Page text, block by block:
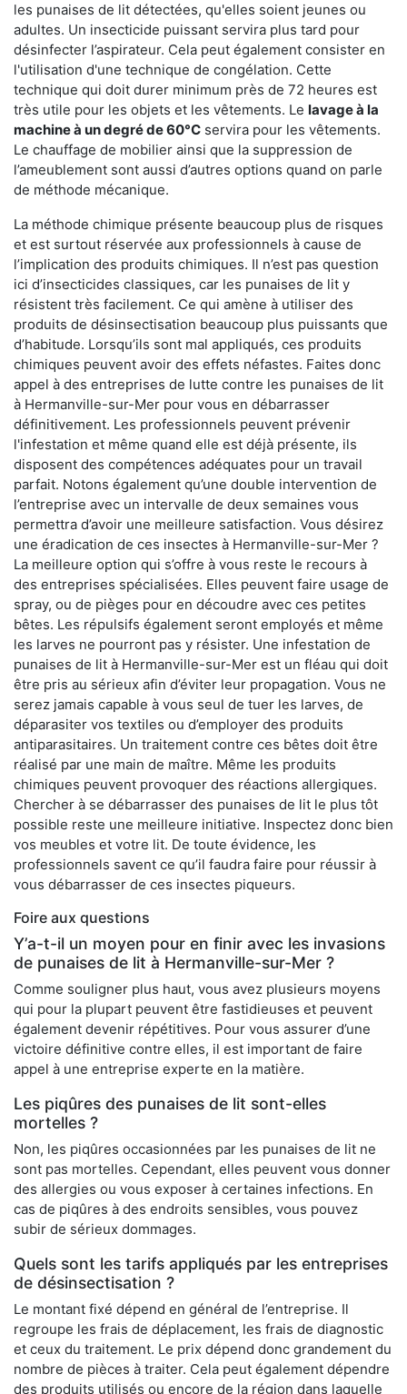
les punaises de lit détectées, qu'elles soient jeunes ou
adultes. Un insecticide puissant servira plus tard pour
désinfecter l’aspirateur. Cela peut également consister en
l'utilisation d'une technique de congélation. Cette
technique qui doit durer minimum près de 72 heures est
très utile pour les objets et les vêtements. Le lavage à la
machine à un degré de 60°C servira pour les vêtements.
Le chauffage de mobilier ainsi que la suppression de
l’ameublement sont aussi d’autres options quand on parle
de méthode mécanique.
La méthode chimique présente beaucoup plus de risques
et est surtout réservée aux professionnels à cause de
l’implication des produits chimiques. Il n’est pas question
ici d’insecticides classiques, car les punaises de lit y
résistent très facilement. Ce qui amène à utiliser des
produits de désinsectisation beaucoup plus puissants que
d’habitude. Lorsqu’ils sont mal appliqués, ces produits
chimiques peuvent avoir des effets néfastes. Faites donc
appel à des entreprises de lutte contre les punaises de lit
à Hermanville-sur-Mer pour vous en débarrasser
définitivement. Les professionnels peuvent prévenir
l'infestation et même quand elle est déjà présente, ils
disposent des compétences adéquates pour un travail
parfait. Notons également qu’une double intervention de
l’entreprise avec un intervalle de deux semaines vous
permettra d’avoir une meilleure satisfaction. Vous désirez
une éradication de ces insectes à Hermanville-sur-Mer ?
La meilleure option qui s’offre à vous reste le recours à
des entreprises spécialisées. Elles peuvent faire usage de
spray, ou de pièges pour en découdre avec ces petites
bêtes. Les répulsifs également seront employés et même
les larves ne pourront pas y résister. Une infestation de
punaises de lit à Hermanville-sur-Mer est un fléau qui doit
être pris au sérieux afin d’éviter leur propagation. Vous ne
serez jamais capable à vous seul de tuer les larves, de
déparasiter vos textiles ou d’employer des produits
antiparasitaires. Un traitement contre ces bêtes doit être
réalisé par une main de maître. Même les produits
chimiques peuvent provoquer des réactions allergiques.
Chercher à se débarrasser des punaises de lit le plus tôt
possible reste une meilleure initiative. Inspectez donc bien
vos meubles et votre lit. De toute évidence, les
professionnels savent ce qu’il faudra faire pour réussir à
vous débarrasser de ces insectes piqueurs.
Foire aux questions
Y’a-t-il un moyen pour en finir avec les invasions
de punaises de lit à Hermanville-sur-Mer ?
Comme souligner plus haut, vous avez plusieurs moyens
qui pour la plupart peuvent être fastidieuses et peuvent
également devenir répétitives. Pour vous assurer d’une
victoire définitive contre elles, il est important de faire
appel à une entreprise experte en la matière.
Les piqûres des punaises de lit sont-elles
mortelles ?
Non, les piqûres occasionnées par les punaises de lit ne
sont pas mortelles. Cependant, elles peuvent vous donner
des allergies ou vous exposer à certaines infections. En
cas de piqûres à des endroits sensibles, vous pouvez
subir de sérieux dommages.
Quels sont les tarifs appliqués par les entreprises
de désinsectisation ?
Le montant fixé dépend en général de l’entreprise. Il
regroupe les frais de déplacement, les frais de diagnostic
et ceux du traitement. Le prix dépend donc grandement du
nombre de pièces à traiter. Cela peut également dépendre
des produits utilisés ou encore de la région dans laquelle